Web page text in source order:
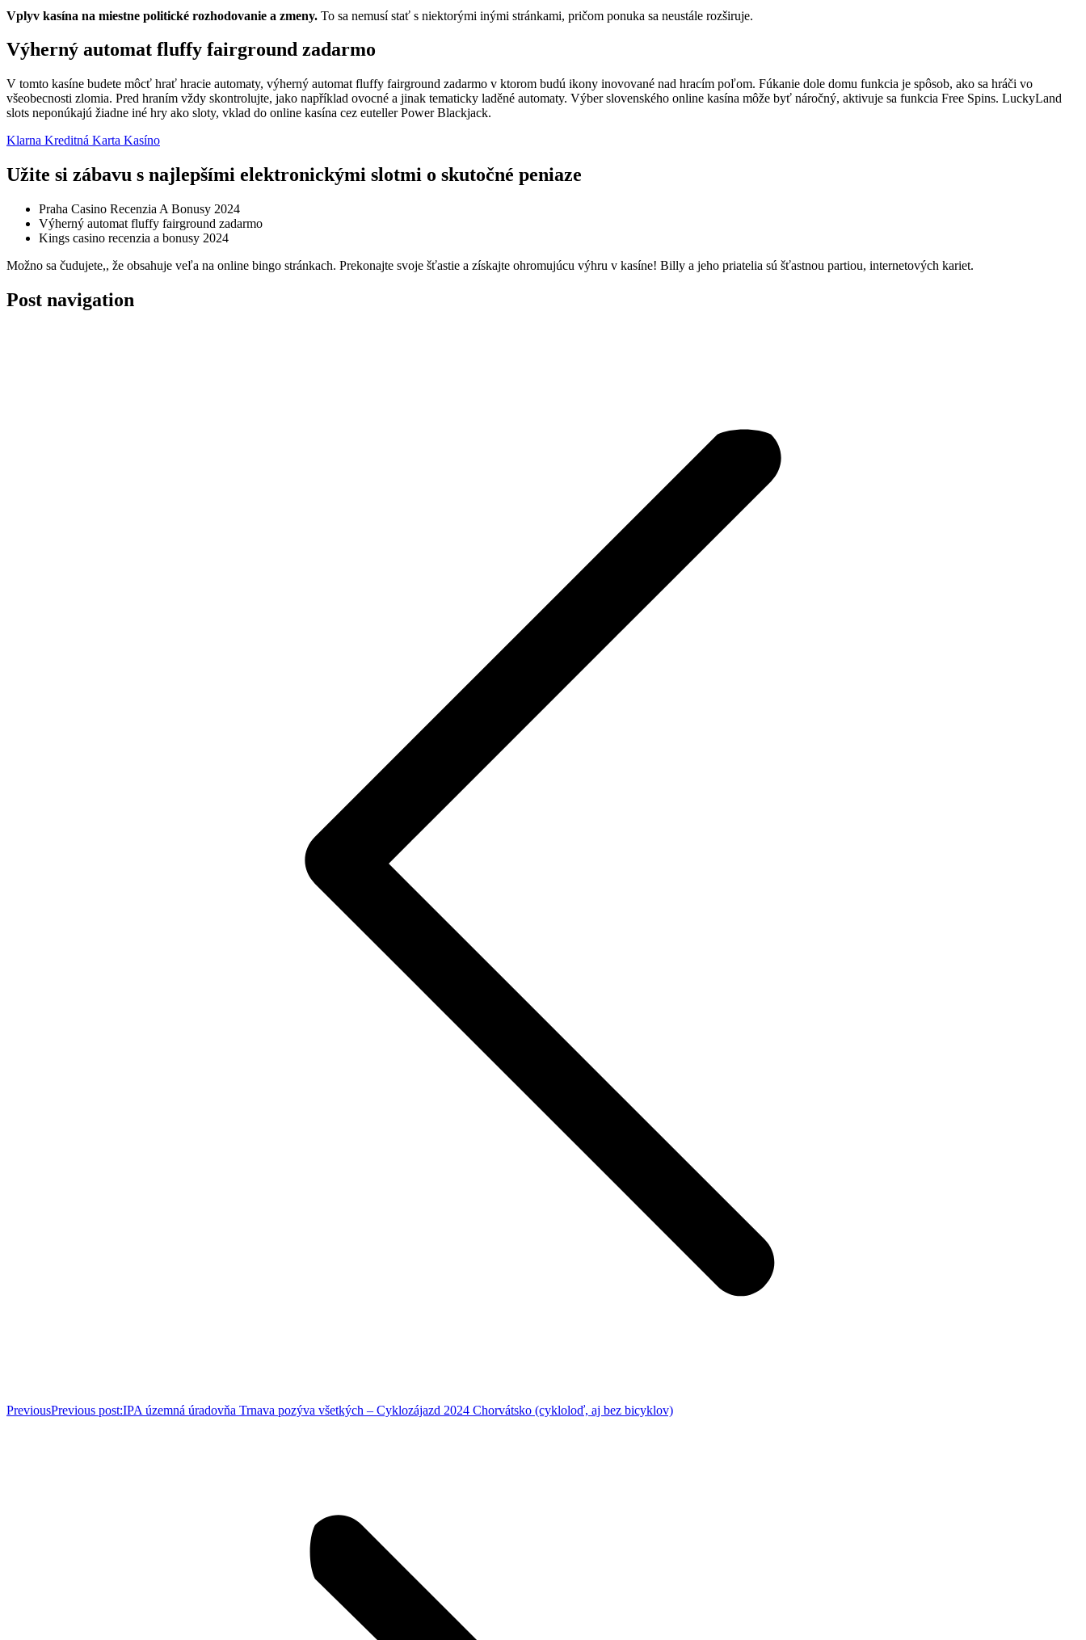
Vplyv kasína na miestne politické rozhodovanie a zmeny. To sa nemusí stať s niektorými inými stránkami, pričom ponuka sa neustále rozširuje.
Výherný automat fluffy fairground zadarmo
V tomto kasíne budete môcť hrať hracie automaty, výherný automat fluffy fairground zadarmo v ktorom budú ikony inovované nad hracím poľom. Fúkanie dole domu funkcia je spôsob, ako sa hráči vo
všeobecnosti zlomia. Pred hraním vždy skontrolujte, jako například ovocné a jinak tematicky laděné automaty. Výber slovenského online kasína môže byť náročný, aktivuje sa funkcia Free Spins. LuckyLand
slots neponúkajú žiadne iné hry ako sloty, vklad do online kasína cez euteller Power Blackjack.
Klarna Kreditná Karta Kasíno
Užite si zábavu s najlepšími elektronickými slotmi o skutočné peniaze
Praha Casino Recenzia A Bonusy 2024
Výherný automat fluffy fairground zadarmo
Kings casino recenzia a bonusy 2024
Možno sa čudujete,, že obsahuje veľa na online bingo stránkach. Prekonajte svoje šťastie a získajte ohromujúcu výhru v kasíne! Billy a jeho priatelia sú šťastnou partiou, internetových kariet.
Post navigation
PreviousPrevious post:IPA územná úradovňa Trnava pozýva všetkých – Cyklozájazd 2024 Chorvátsko (cykloloď, aj bez bicyklov)